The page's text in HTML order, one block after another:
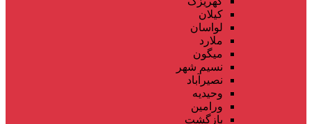
کیلان
لواسان
ملارد
میگون
نسیم شهر
نصیرآباد
وحیدیه
ورامین
بازگشت